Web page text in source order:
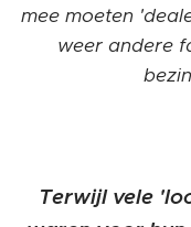
mee moeten
weer andere
Terwijl vele